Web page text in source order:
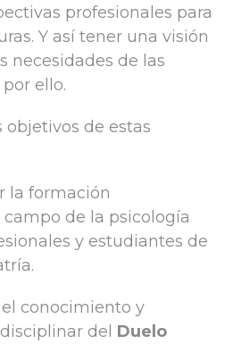
profesionales para
Y así tener una visión
necesidades de las
ello.
objetivos de estas
la formación
de la psicología
y estudiantes de
conocimiento y
del Duelo